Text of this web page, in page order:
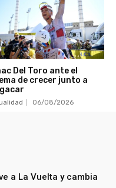
Del Toro ante el
de crecer junto a
06/08/2026
a La Vuelta y cambia